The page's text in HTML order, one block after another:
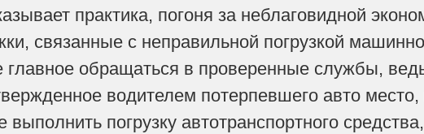
практика, погоня за неблаговидной
связанные с неправильной погрузкой
главное обращаться в проверенные службы,
водителем потерпевшего авто
погрузку автотранспортного